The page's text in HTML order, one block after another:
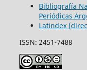
Bibliografía
Periódicas
Latindex
ISSN: 2451-7488